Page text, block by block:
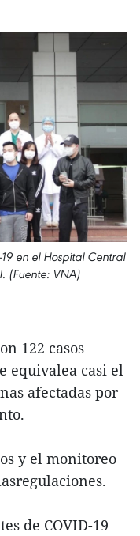
en el Hospital Central
(Fuente: VNA)
122 casos
equivalea casi el
afectadas por
y el monitoreo
de COVID-19